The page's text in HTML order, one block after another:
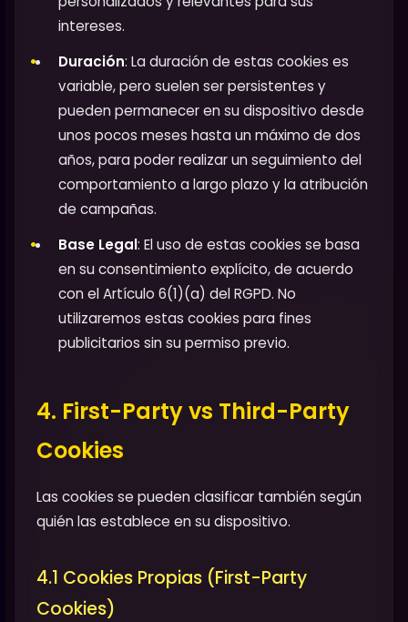
intereses.
Duración: La duración de estas cookies es
variable, pero suelen ser persistentes y
pueden permanecer en su dispositivo desde
unos pocos meses hasta un máximo de dos
años, para poder realizar un seguimiento del
comportamiento a largo plazo y la atribución
de campañas.
Base Legal: El uso de estas cookies se basa
en su consentimiento explícito, de acuerdo
con el Artículo 6(1)(a) del RGPD. No
utilizaremos estas cookies para fines
publicitarios sin su permiso previo.
4. First-Party vs Third-Party
Cookies
Las cookies se pueden clasificar también según
quién las establece en su dispositivo.
4.1 Cookies Propias (First-Party
Cookies)